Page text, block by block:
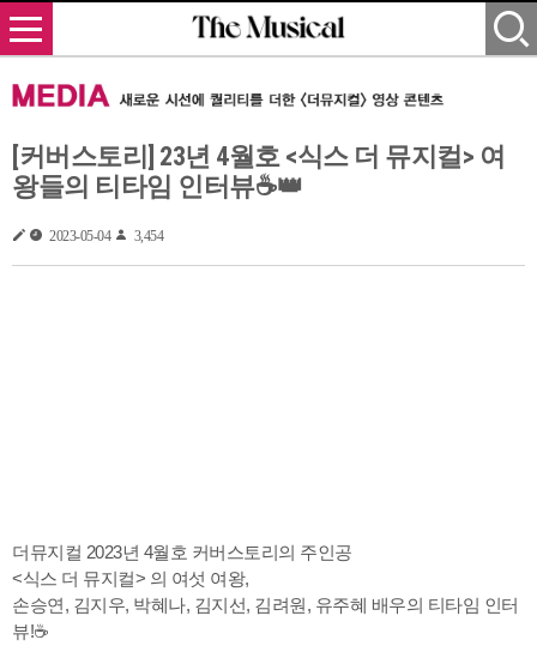
[커버스토리] 23년 4월호 <식스 더 뮤지컬> 여
왕들의 티타임 인터뷰☕👑
2023-05-04 3,454
더뮤지컬 2023년 4월호 커버스토리의 주인공
<식스 더 뮤지컬> 의 여섯 여왕,
손승연, 김지우, 박혜나, 김지선, 김려원, 유주혜 배우의 티타임 인터
뷰!☕